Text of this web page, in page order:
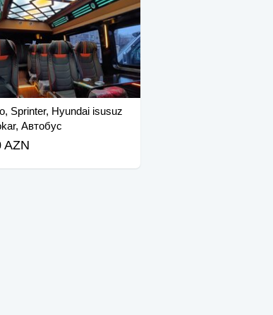
Sprinter, Hyundai isusuz
Автобус
AZN